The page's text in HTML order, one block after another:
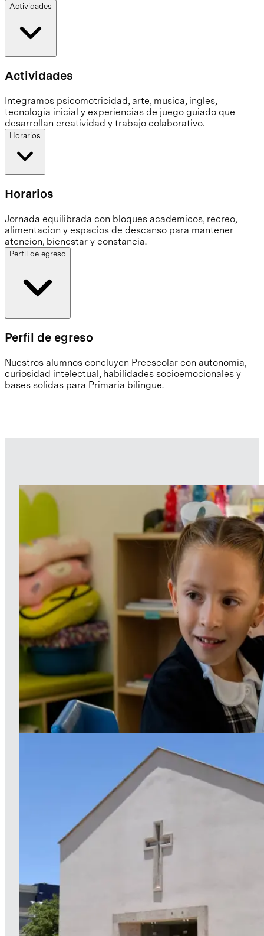
Actividades
Actividades
Integramos psicomotricidad, arte, musica, ingles,
tecnologia inicial y experiencias de juego guiado que
desarrollan creatividad y trabajo colaborativo.
Horarios
Horarios
Jornada equilibrada con bloques academicos, recreo,
alimentacion y espacios de descanso para mantener
atencion, bienestar y constancia.
Perfil de egreso
Perfil de egreso
Nuestros alumnos concluyen Preescolar con autonomia,
curiosidad intelectual, habilidades socioemocionales y
bases solidas para Primaria bilingue.
Información de admisiones
Descubre cómo podemos ayudar a tu hijo a alcanzar su
máximo potencial educativo.
Obtener información